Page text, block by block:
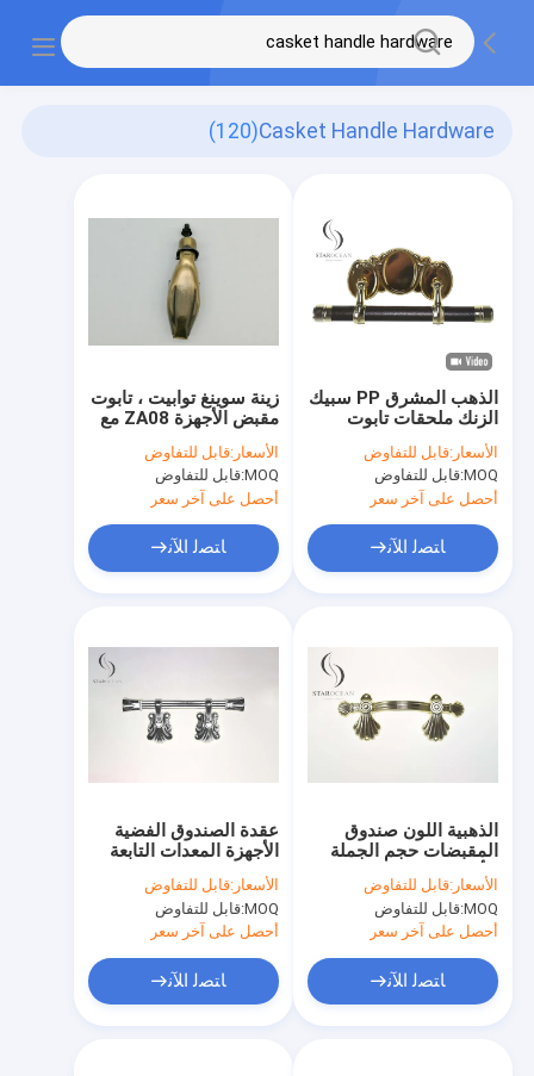
Casket Handle Hardware
(120)
زينة سوينغ توابيت ، تابوت
مقبض الأجهزة ZA08 مع
برغي رود
الأسعار:قابل للتفاوض
MOQ: قابل للتفاوض
أحصل على آخر سعر
ﺎﺘﺼﻟ ﺍﻶﻧ
الذهب المشرق PP سبيك
الزنك ملحقات تابوت
ملحقات عقدة تابوت
الأجهزة SW-B
الأسعار:قابل للتفاوض
MOQ: قابل للتفاوض
أحصل على آخر سعر
ﺎﺘﺼﻟ ﺍﻶﻧ
عقدة الصندوق الفضية
الأجهزة المعدات التابعة
للصندوق الموردين تصميم
دقيق P9007
الأسعار:قابل للتفاوض
MOQ: قابل للتفاوض
أحصل على آخر سعر
ﺎﺘﺼﻟ ﺍﻶﻧ
الذهبية اللون صندوق
المقبضات حجم الجملة
للأطفال صندوق
الحيوانات الأليفة P9801*
الأسعار:قابل للتفاوض
MOQ: قابل للتفاوض
أحصل على آخر سعر
ﺎﺘﺼﻟ ﺍﻶﻧ